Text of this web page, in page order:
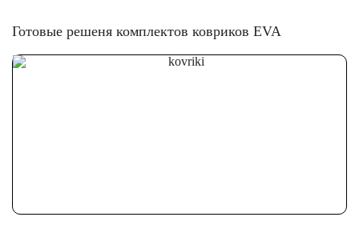
Готовые решеня комплектов ковриков EVA